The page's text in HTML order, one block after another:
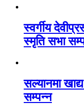
स्वर्गीय
स्मृति सभा
सल्यानमा
सम्पन्न